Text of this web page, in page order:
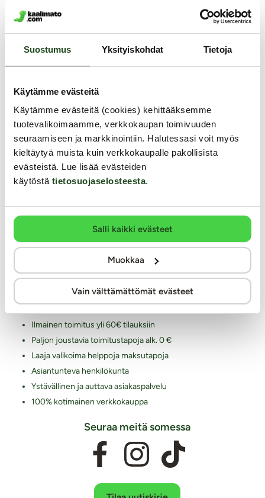
Suostumus Yksityiskohdat Tietoja
Käytämme evästeitä
Käytämme evästeitä (cookies) kehittääksemme
tuotevalikoimaamme, verkkokaupan toimivuuden
seuraamiseen ja markkinointiin. Halutessasi voit myös
kieltäytyä muista kuin verkkokaupalle pakollisista
evästeistä. Lue lisää evästeiden
käytöstä tietosuojaselosteesta.
Salli kaikki evästeet
Muokkaa
Vain välttämättömät evästeet
Asiakaspalvelu
Toimitus
Palautukset ja hyvitykset
Yksityisyyden suoja / tietosuoja
Lähetysseuranta
Noutopiste ja toimisto
Kumitehtaankatu 5 E
04260 Kerava
Miksi juuri Kaalimato.com
Laaja ja monipuolinen valikoima eroottisia tuotteita
Arkisin ennen klo 14 tehdyt tilaukset lähetetään vielä samana
Ilmainen toimitus yli 60€ tilauksiin
Paljon joustavia toimitustapoja alk. 0 €
Laaja valikoima helppoja maksutapoja
Asiantunteva henkilökunta
Ystävällinen ja auttava asiakaspalvelu
100% kotimainen verkkokauppa
Seuraa meitä somessa